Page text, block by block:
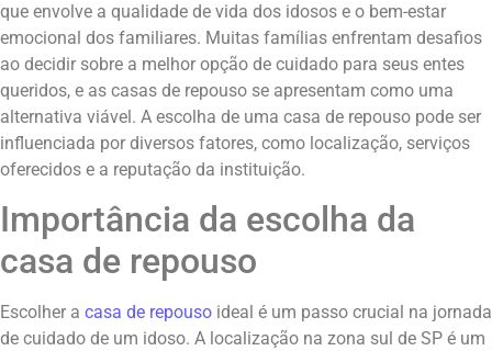
que envolve a qualidade de vida dos idosos e o bem-estar
emocional dos familiares. Muitas famílias enfrentam desafios
ao decidir sobre a melhor opção de cuidado para seus entes
queridos, e as casas de repouso se apresentam como uma
alternativa viável. A escolha de uma casa de repouso pode ser
influenciada por diversos fatores, como localização, serviços
oferecidos e a reputação da instituição.
Importância da escolha da
casa de repouso
Escolher a casa de repouso ideal é um passo crucial na jornada
de cuidado de um idoso. A localização na zona sul de SP é um